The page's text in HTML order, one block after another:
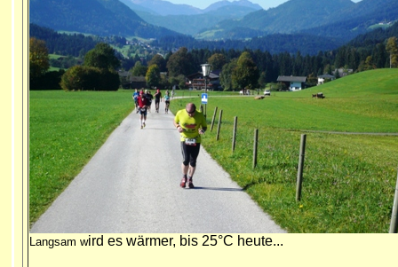
Langsam wird es wärmer, bis 25°C heute...